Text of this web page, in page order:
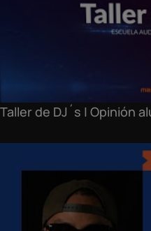
Taller de DJ´s | Opinión